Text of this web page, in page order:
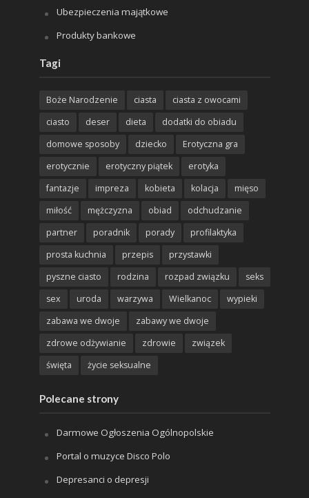
Ubezpieczenia majątkowe
Produkty bankowe
Tagi
Boże Narodzenie ciasta
ciasta z owocami
ciasto
deser dieta
dodatki do obiadu
domowe sposoby
dziecko
Erotyczna gra
erotycznie
erotyczny piątek
erotyka
fantazje
impreza kobieta kolacja
mięso
miłość
mężczyzna obiad
odchudzanie
partner
poradnik porady
profilaktyka
prosta kuchnia
przepis
przystawki
pyszne ciasto
rodzina rozpad związku
seks
sex
uroda warzywa Wielkanoc
wypieki
zabawa we dwoje
zabawy we dwoje
zdrowe odżywianie
zdrowie
związek
święta
życie seksualne
Polecane strony
Darmowe Ogłoszenia Ogólnopolskie
Portal o muzyce Disco Polo
Depresanci o depresji